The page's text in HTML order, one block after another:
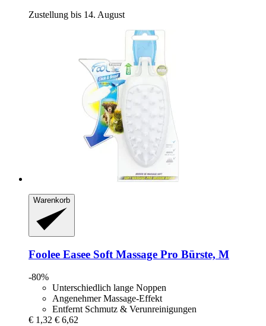
Zustellung bis 14. August
Warenkorb
Foolee Easee Soft Massage Pro Bürste, M
-80%
Unterschiedlich lange Noppen
Angenehmer Massage-Effekt
Entfernt Schmutz & Verunreinigungen
€ 1,32 € 6,62